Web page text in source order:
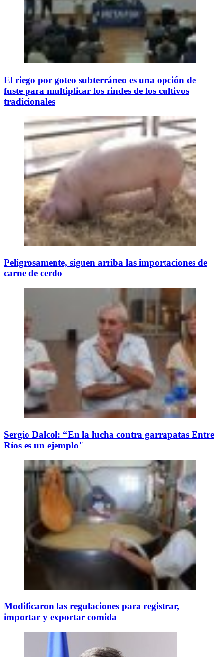
El riego por goteo subterráneo es una opción de
fuste para multiplicar los rindes de los cultivos
tradicionales
Peligrosamente, siguen arriba las importaciones de
carne de cerdo
Sergio Dalcol: “En la lucha contra garrapatas Entre
Ríos es un ejemplo"
Modificaron las regulaciones para registrar,
importar y exportar comida